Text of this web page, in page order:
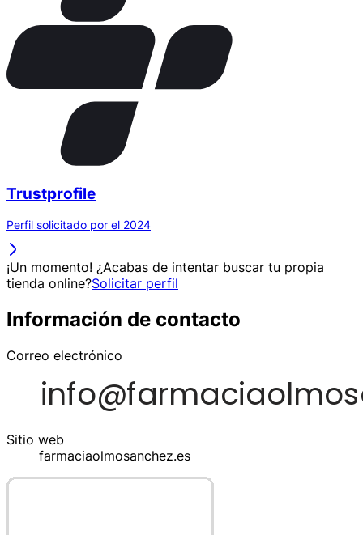
Trustprofile
Perfil solicitado por el 2024
¡Un momento! ¿Acabas de intentar buscar tu propia
tienda online?Solicitar perfil
Información de contacto
Correo electrónico
Sitio web
farmaciaolmosanchez.es